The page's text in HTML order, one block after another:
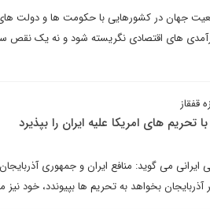
جهان در کشورهایی با حکومت ها و دولت
های اقتصادی نگریسته شود و نه یک نقص
قفقاز
های امریکا علیه ایران را بپذیرد
می گوید: منافع ایران و جمهوری
آذربایجان بخواهد به تحریم ها بپیوندد، خود